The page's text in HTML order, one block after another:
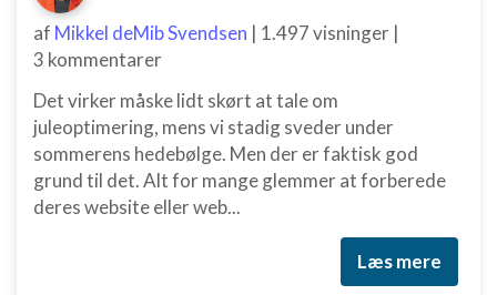
af Mikkel deMib Svendsen | 1.497 visninger |
3 kommentarer
Det virker måske lidt skørt at tale om
juleoptimering, mens vi stadig sveder under
sommerens hedebølge. Men der er faktisk god
grund til det. Alt for mange glemmer at forberede
deres website eller web...
Læs mere